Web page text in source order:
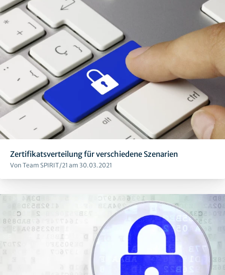
Zertifikatsverteilung für verschiedene Szenarien
Von Team SPIRIT/21 am 30.03.2021